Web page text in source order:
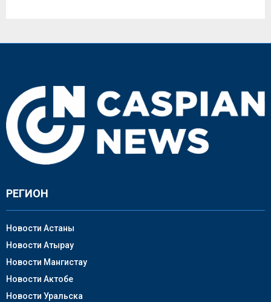
РЕГИОН
Новости Астаны
Новости Атырау
Новости Мангистау
Новости Актобе
Новости Уральска